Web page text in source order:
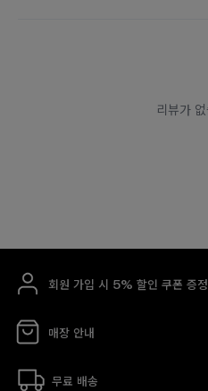
회원 가입 시 5% 할인 쿠폰 증정
매장 안내
무료 배송